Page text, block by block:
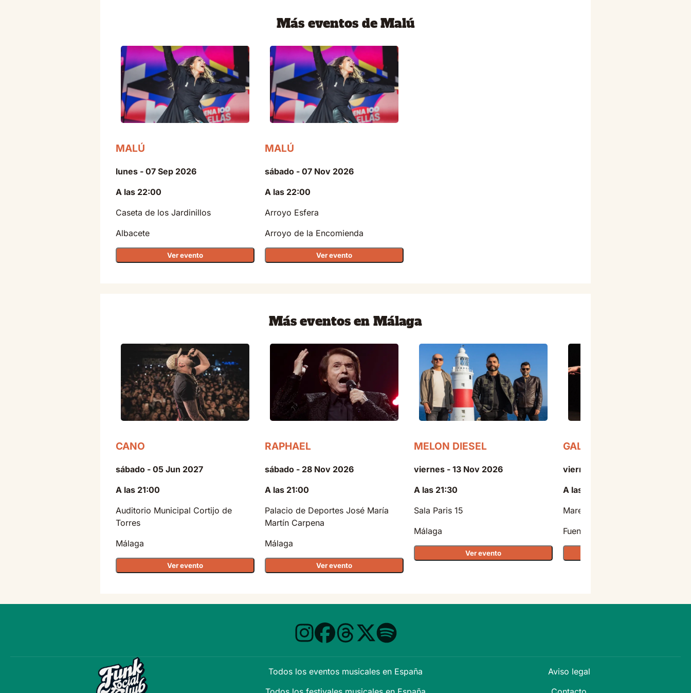
Más eventos de Malú
MALÚ
lunes - 07 Sep 2026
A las 22:00
Caseta de los Jardinillos
Albacete
Ver evento
MALÚ
sábado - 07 Nov 2026
A las 22:00
Arroyo Esfera
Arroyo de la Encomienda
Ver evento
Más eventos en Málaga
CANO
sábado - 05 Jun 2027
A las 21:00
Auditorio Municipal Cortijo de
Torres
Málaga
Ver evento
RAPHAEL
sábado - 28 Nov 2026
A las 21:00
Palacio de Deportes José María
Martín Carpena
Málaga
Ver evento
MELON DIESEL
viernes - 13 Nov 2026
A las 21:30
Sala Paris 15
Málaga
Ver evento
GALVAN REAL
viernes - 21 Ago 2026
A las 22:00
Marenostrum Fuengirola
Fuengirola
Todos los eventos musicales en España
Aviso legal